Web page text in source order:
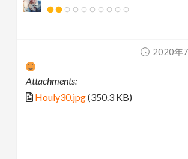
2020年
Attachments:
Houly30.jpg(350.3 KB)